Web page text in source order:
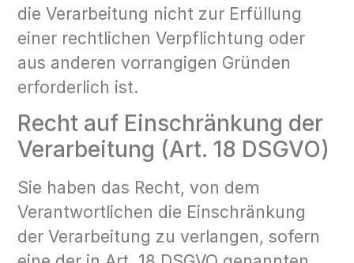
die Verarbeitung nicht zur Erfüllung
einer rechtlichen Verpflichtung oder
aus anderen vorrangigen Gründen
erforderlich ist.
Recht auf Einschränkung der
Verarbeitung (Art. 18 DSGVO)
Sie haben das Recht, von dem
Verantwortlichen die Einschränkung
der Verarbeitung zu verlangen, sofern